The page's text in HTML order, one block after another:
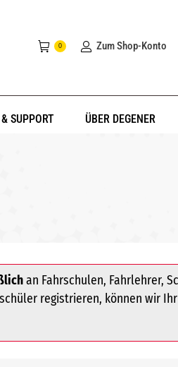
0 Zum Shop-Konto
SUPPORT ÜBER DEGENER
an Fahrschulen, Fahrlehrer,
registrieren, können wir